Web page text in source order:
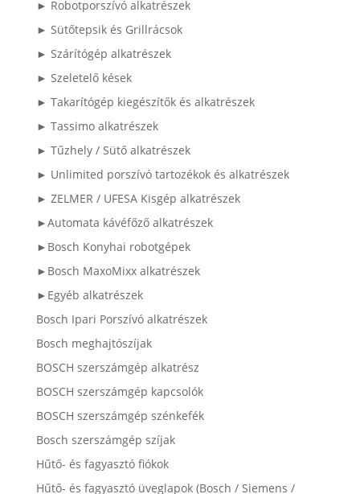
► Robotporszívó alkatrészek
► Sütőtepsik és Grillrácsok
► Szárítógép alkatrészek
► Szeletelő kések
► Takarítógép kiegészítők és alkatrészek
► Tassimo alkatrészek
► Tűzhely / Sütő alkatrészek
► Unlimited porszívó tartozékok és alkatrészek
► ZELMER / UFESA Kisgép alkatrészek
►Automata kávéfőző alkatrészek
►Bosch Konyhai robotgépek
►Bosch MaxoMixx alkatrészek
►Egyéb alkatrészek
Bosch Ipari Porszívó alkatrészek
Bosch meghajtószíjak
BOSCH szerszámgép alkatrész
BOSCH szerszámgép kapcsolók
BOSCH szerszámgép szénkefék
Bosch szerszámgép szíjak
Hűtő- és fagyasztó fiókok
Hűtő- és fagyasztó üveglapok (Bosch / Siemens /